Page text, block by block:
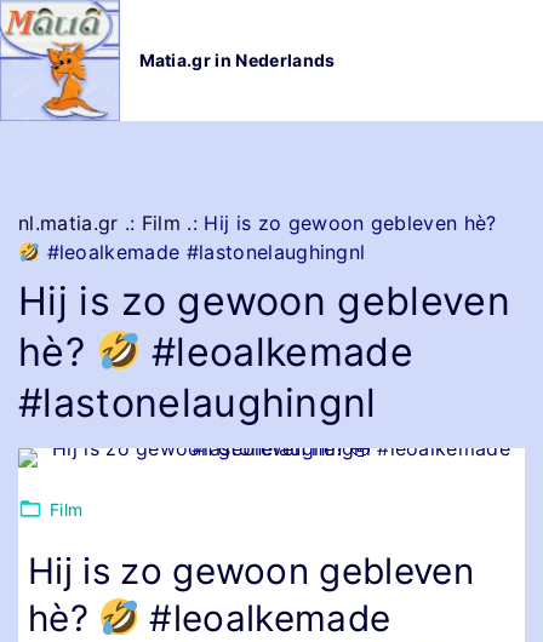
G
a
Matia.gr in Nederlands
nl.matia.gr .: Film .: Hij is zo gewoon gebleven hè?
#leoalkemade #lastonelaughingnl
Hij is zo gewoon gebleven
hè?
#leoalkemade
#lastonelaughingnl
Film
Hij is zo gewoon gebleven
hè?
#leoalkemade